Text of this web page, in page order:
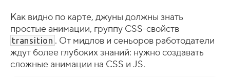
Как видно по карте, джуны должны знать
простые анимации, группу CSS-свойств
transition . От мидлов и сеньоров работодатели
ждут более глубоких знаний: нужно создавать
сложные анимации на CSS и JS.